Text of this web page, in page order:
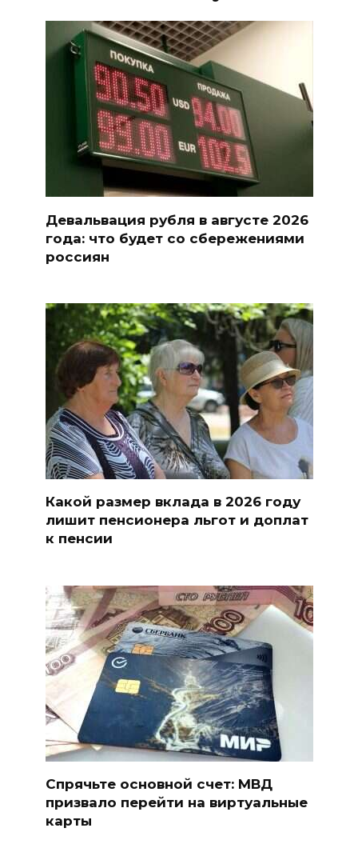
Девальвация рубля в августе 2026
года: что будет со сбережениями
россиян
Какой размер вклада в 2026 году
лишит пенсионера льгот и доплат
к пенсии
Спрячьте основной счет: МВД
призвало перейти на виртуальные
карты